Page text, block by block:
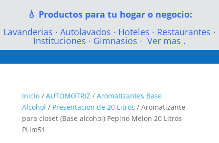
💧 Productos para tu hogar o negocio:
Lavanderias · Autolavados · Hoteles · Restaurantes ·
Instituciones · Gimnasios · Ver mas .
Inicio/ AUTOMOTRIZ/ Aromatizantes Base
Alcohol / Presentacion de 20 Litros / Aromatizante
para closet (Base alcohol) Pepino Melon 20 Litros
PLim51